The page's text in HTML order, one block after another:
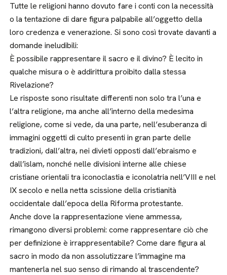
Tutte le religioni hanno dovuto fare i conti con la necessità
o la tentazione di dare figura palpabile all’oggetto della
loro credenza e venerazione. Si sono così trovate davanti a
domande ineludibili:
È possibile rappresentare il sacro e il divino? È lecito in
qualche misura o è addirittura proibito dalla stessa
Rivelazione?
Le risposte sono risultate differenti non solo tra l’una e
l’altra religione, ma anche all’interno della medesima
religione, come si vede, da una parte, nell’esuberanza di
immagini oggetti di culto presenti in gran parte delle
tradizioni, dall’altra, nei divieti opposti dall’ebraismo e
dall’islam, nonché nelle divisioni interne alle chiese
cristiane orientali tra iconoclastia e iconolatria nell’VIII e nel
IX secolo e nella netta scissione della cristianità
occidentale dall’epoca della Riforma protestante.
Anche dove la rappresentazione viene ammessa,
rimangono diversi problemi: come rappresentare ciò che
per definizione è irrappresentabile? Come dare figura al
sacro in modo da non assolutizzare l’immagine ma
mantenerla nel suo senso di rimando al trascendente?